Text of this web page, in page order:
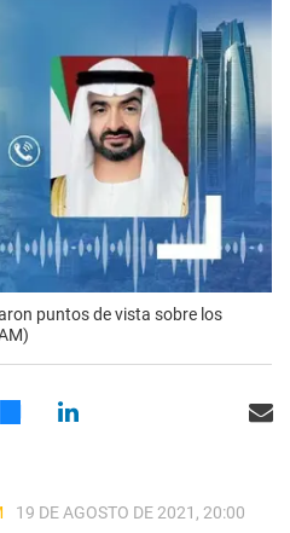
puntos de vista sobre los
19 DE AGOSTO DE 2021, 20:00